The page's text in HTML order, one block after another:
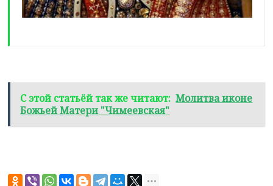
С этой статьёй так же читают: Молитва иконе
Божьей Матери "Чимеевская"